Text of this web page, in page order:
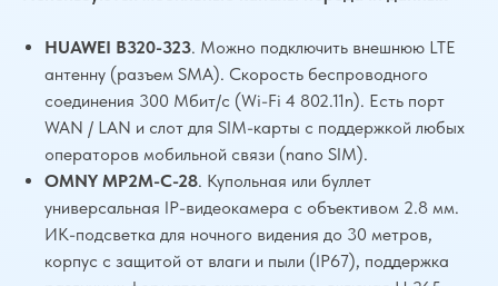
HUAWEI B320-323. Можно подключить внешнюю LTE
антенну (разъем SMA). Скорость беспроводного
соединения 300 Мбит/с (Wi-Fi 4 802.11n). Есть порт
WAN / LAN и слот для SIM-карты с поддержкой любых
операторов мобильной связи (nano SIM).
OMNY MP2M-C-28. Купольная или буллет
универсальная IP-видеокамера с объективом 2.8 мм.
ИК-подсветка для ночного видения до 30 метров,
корпус с защитой от влаги и пыли (IP67), поддержка